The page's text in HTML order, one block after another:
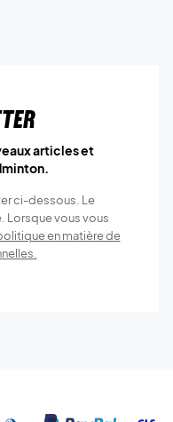
articles et
ci-dessous. Le
Lorsque vous vous
en matière de